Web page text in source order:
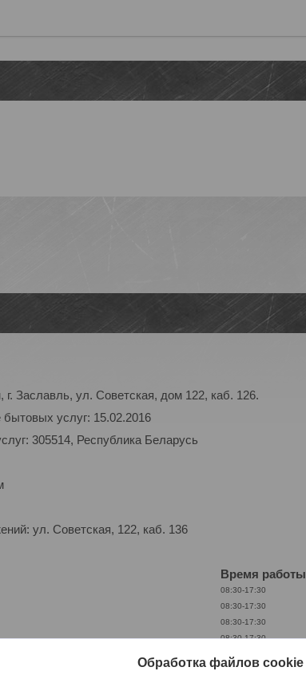
Заславль, ул. Советская, дом 122, каб. 126.
бытовых услуг: 15.02.2016
305514, Республика Беларусь
ул. Советская, 122, каб. 136
Время работы
08:30-17:30
08:30-17:30
08:30-17:30
08:30-17:30
Выходной
Обработка файлов cookie